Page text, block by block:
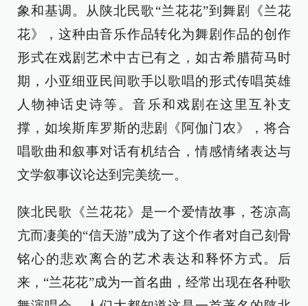
象和基调。从陕北民歌“兰花花”到舞剧《兰花
花》，这种由音乐作品转化为舞剧作品的创作
形式在戏剧艺术中古已有之，如古希腊荷马时
期，小亚细亚民间歌手以歌唱的形式传唱英雄
人物神话史诗等。音乐和戏剧在这里互补支
撑，如埃斯库罗斯的悲剧《阿伽门农》，将合
唱歌曲和叙事对话有机结合，情感情绪表达与
文学叙事议论达到完美统一。
陕北民歌《兰花花》是一个爱情故事，苍凉高
亢而凄美的“信天游”成为了这个作者对自己刻骨
铭心的悲欢离合的艺术表达和释怀方式。后
来，“兰花花”成为一首名曲，经常出现在各种歌